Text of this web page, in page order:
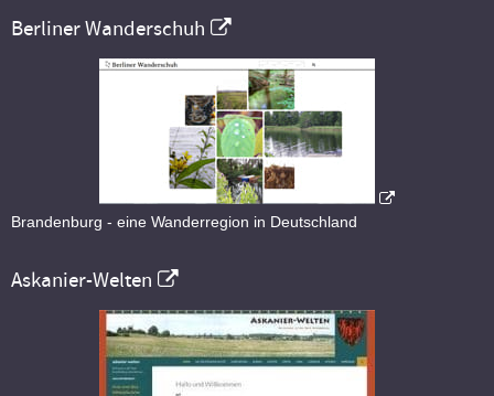
Berliner Wanderschuh
Brandenburg - eine Wanderregion in Deutschland
Askanier-Welten